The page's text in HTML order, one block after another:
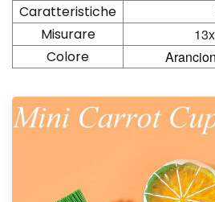
Caratteristiche
Misurare
Colore